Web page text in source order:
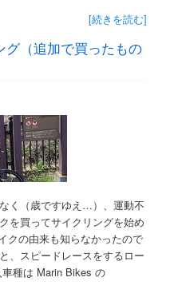
[続きを読む]
グ（追加で買ったもの
く（歳ですゆえ…）、運動不
を買ってサイクリングを始め
クの由来も知らなかったので
、スピードレースをするロー
種は Marin Bikes の